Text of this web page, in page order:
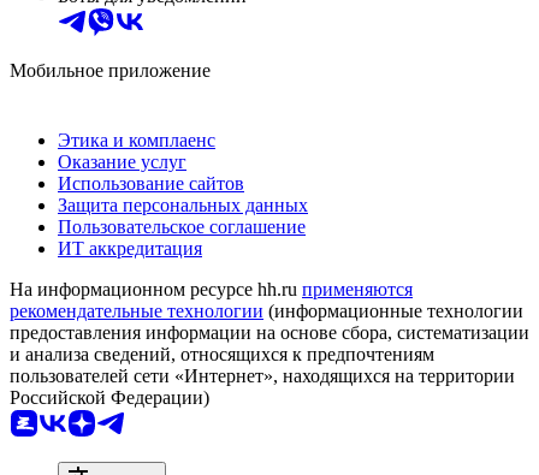
Мобильное приложение
Этика и комплаенс
Оказание услуг
Использование сайтов
Защита персональных данных
Пользовательское соглашение
ИТ аккредитация
На информационном ресурсе hh.ru применяются
рекомендательные технологии (информационные технологии
предоставления информации на основе сбора, систематизации
и анализа сведений, относящихся к предпочтениям
пользователей сети «Интернет», находящихся на территории
Российской Федерации)